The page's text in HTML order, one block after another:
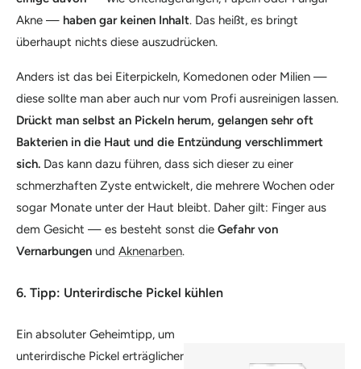
Akne — haben gar keinen Inhalt. Das heißt, es bringt
überhaupt nichts diese auszudrücken.
Anders ist das bei Eiterpickeln, Komedonen oder Milien —
diese sollte man aber auch nur vom Profi ausreinigen lassen.
Drückt man selbst an Pickeln herum, gelangen sehr oft
Bakterien in die Haut und die Entzündung verschlimmert
sich. Das kann dazu führen, dass sich dieser zu einer
schmerzhaften Zyste entwickelt, die mehrere Wochen oder
sogar Monate unter der Haut bleibt. Daher gilt: Finger aus
dem Gesicht — es besteht sonst die Gefahr von
Vernarbungen und Aknenarben.
6. Tipp: Unterirdische Pickel kühlen
Ein absoluter Geheimtipp, um
unterirdische Pickel erträglicher